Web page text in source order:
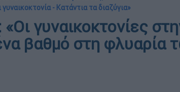
- Κατάντια τα διαζύγια»
γυναικοκτονίες
βαθμό στη φλυαρία